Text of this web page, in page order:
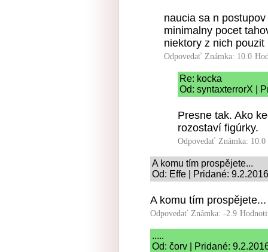
naucia sa n
minimalny pocet
niektory z nich pouzit
Odpovedať Známka: 10.0
Re: kocka
Od: syntaxterrorX |
Presne tak. Ako
rozostaví figúrky.
Odpovedať Známka: 10.0
A komu tím prospějete...
Od: Effe | Pridané:
A komu tím prospějete...
Odpovedať Známka: -2.9
.....
Od: čorv | Pridané: